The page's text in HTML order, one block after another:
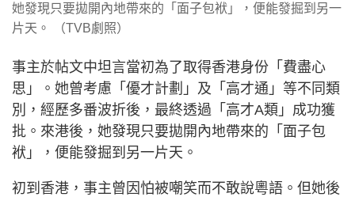
她發現只要拋開內地帶來的「面子包袱」，便能發掘到另一
片天。 （TVB劇照）
事主於帖文中坦言當初為了取得香港身份「費盡心
思」。她曾考慮「優才計劃」及「高才通」等不同類
別，經歷多番波折後，最終透過「高才A類」成功獲
批。來港後，她發現只要拋開內地帶來的「面子包
袱」，便能發掘到另一片天。
初到香港，事主曾因怕被嘲笑而不敢說粵語。但她後